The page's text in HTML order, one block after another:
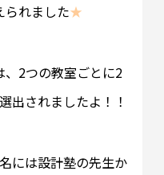
られました★
2つの教室ごとに2
出されましたよ！！
には設計塾の先生か